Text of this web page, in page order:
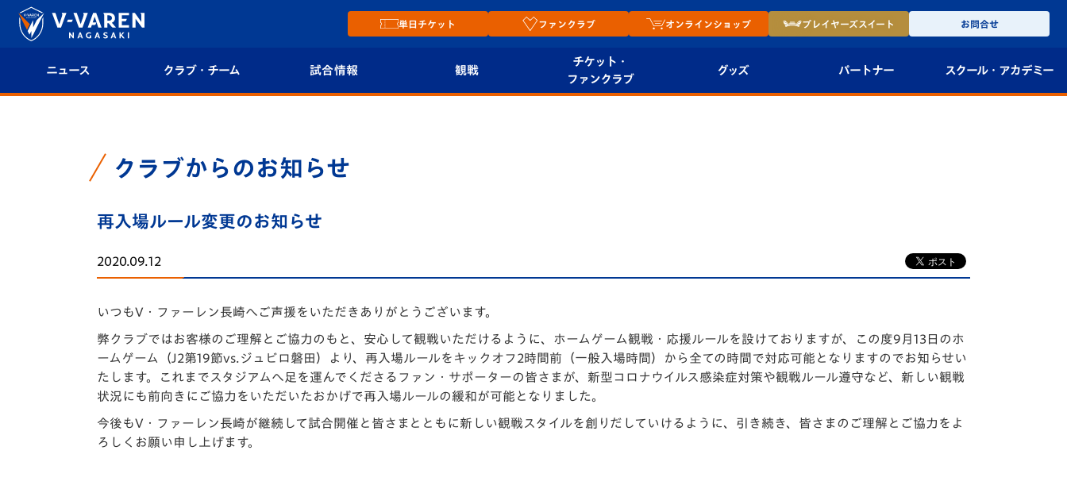
単日チケット ファンクラブ オンラインショップ プレイヤーズスイート お問合せ
ニュース クラブ・チーム
フィロソフィー
選手プロフィール
スタッフプロフィール
マスコット紹介
チームスケジュール
クラブハウス（練習
試合情報
フォトギャラリー
スタジアムグルメ
観戦
ヴィヴィくんの長崎
V-EXPRESS（ユニフ
ォーム入場）
チケット・
ファンクラブ
グッズ パートナー スクール・ アカデミー
スクール
クラブからのお知らせ
再入場ルール変更のお知らせ
2020.09.12
いつもV・ファーレン長崎へご声援をいただきありがとうございます。
弊クラブではお客様のご理解とご協力のもと、安心して観戦いただけるように、ホームゲーム観戦・応援ルールを設けておりますが、この度9月13日のホ
ームゲーム（J2第19節vs.ジュビロ磐田）より、再入場ルールをキックオフ2時間前（一般入場時間）から全ての時間で対応可能となりますのでお知らせい
たします。これまでスタジアムへ足を運んでくださるファン・サポーターの皆さまが、新型コロナウイルス感染症対策や観戦ルール遵守など、新しい観戦
状況にも前向きにご協力をいただいたおかげで再入場ルールの緩和が可能となりました。
今後もV・ファーレン長崎が継続して試合開催と皆さまとともに新しい観戦スタイルを創りだしていけるように、引き続き、皆さまのご理解とご協力をよ
ろしくお願い申し上げます。